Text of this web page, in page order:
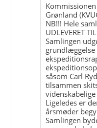
Grønland
NB!!! Hele
UDLEVERET
Samlingen
såsom Carl
tilsammen
Ligeledes er
årsmøder
Samlingen